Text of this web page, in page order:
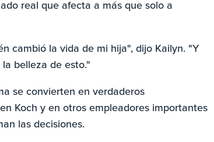
real que afecta a más que solo a
cambió la vida de mi hija", dijo Kailyn. "Y
belleza de esto."
se convierten en verdaderos
Koch y en otros empleadores importantes
las decisiones.